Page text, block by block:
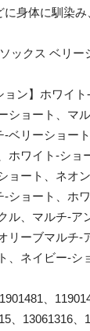
に身体に馴染
ックス ベリ
ョン】ホワイ
ショート、マ
-ベリーショー
ホワイト-ショ
ョート、ネオ
-ショート、ホ
ル、マルチ-ア
リーブマルチ-
、ネイビー-シ
、
、13061316、